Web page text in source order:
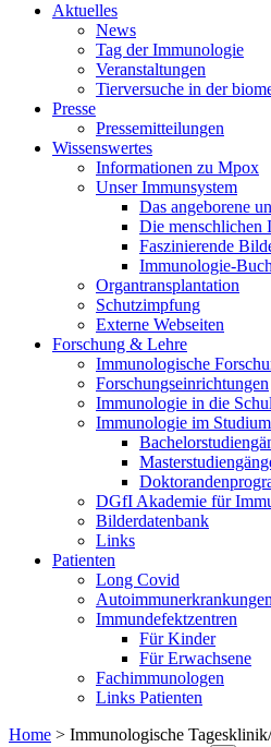
Aktuelles
News
Tag der Immunologie
Veranstaltungen
Tierversuche in der
Presse
Pressemitteilungen
Wissenswertes
Informationen zu Mpox
Unser Immunsystem
Das angeborene
Die menschlichen
Faszinierende
Immunologie-Buch
Organtransplantation
Schutzimpfung
Externe Webseiten
Forschung & Lehre
Immunologische
Forschungseinrichtungen
Immunologie in die
Immunologie im Studium
DGfI Akademie für
Bilderdatenbank
Links
Patienten
Long Covid
Autoimmunerkrankungen
Immundefektzentren
Für Kinder
Für Erwachsene
Fachimmunologen
Links Patienten
Home > Immunologische